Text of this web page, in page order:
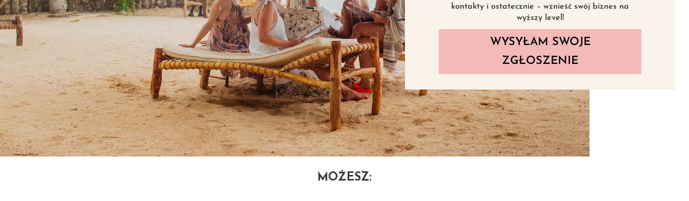
kontakty i ostatecznie – wznieść swój biznes na
wyższy level!
WYSYŁAM SWOJE
ZGŁOSZENIE
MOŻESZ: